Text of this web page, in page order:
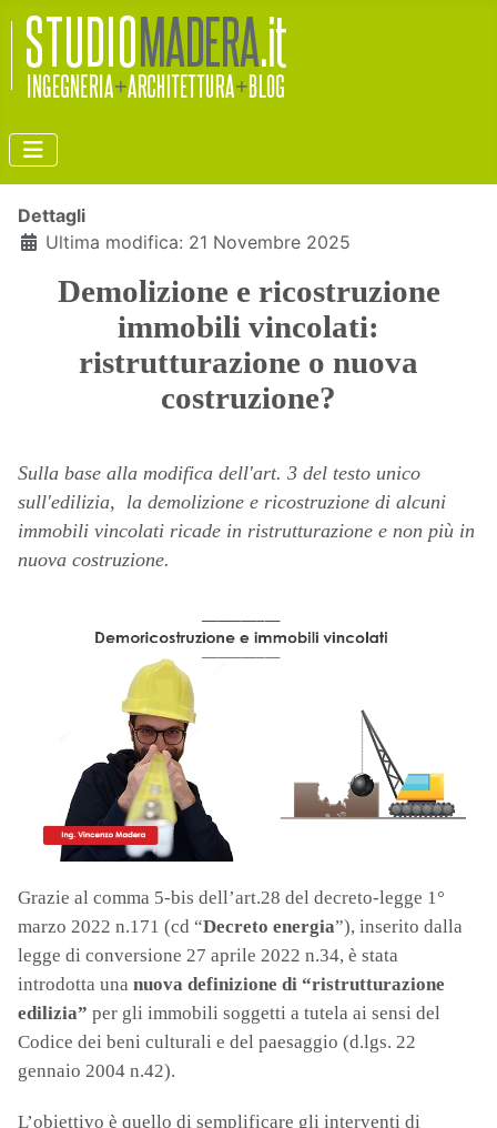
Dettagli
Ultima modifica: 21 Novembre 2025
Demolizione e ricostruzione
immobili vincolati:
ristrutturazione o nuova
costruzione?
Sulla base alla modifica dell'art. 3 del testo unico
sull'edilizia, la demolizione e ricostruzione di alcuni
immobili vincolati ricade in ristrutturazione e non più in
nuova costruzione.
Grazie al comma 5-bis dell’art.28 del decreto-legge 1°
marzo 2022 n.171 (cd “Decreto energia”), inserito dalla
legge di conversione 27 aprile 2022 n.34, è stata
introdotta una nuova definizione di “ristrutturazione
edilizia” per gli immobili soggetti a tutela ai sensi del
Codice dei beni culturali e del paesaggio (d.lgs. 22
gennaio 2004 n.42).
L’obiettivo è quello di semplificare gli interventi di